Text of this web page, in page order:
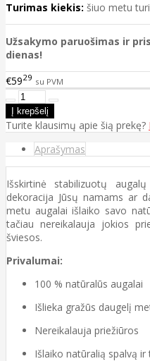
Turimas kiekis: šiuo metu
Užsakymo paruošimas ir
dienas!
€5929 su PVM
Turite klausimų apie šią prekę?
Aprašymas
Išskirtinė stabilizuotų
dekoracija Jūsų namams ar
metu augalai išlaiko savo
tačiau nereikalauja jokios
šviesos.
Privalumai:
100 % natūralūs augalai
Išlieka gražūs daugelį
Nereikalauja priežiūros
Išlaiko natūralią spalvą ir